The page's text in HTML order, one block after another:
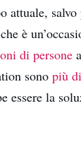
attuale,
è
di persone
sonopiù
essere la